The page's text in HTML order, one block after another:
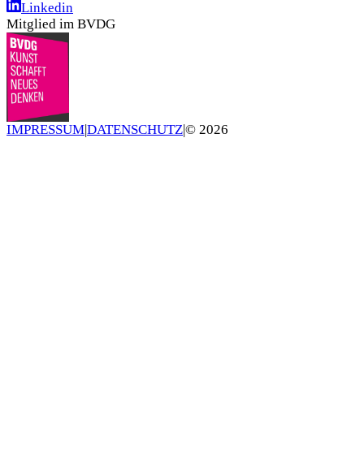
Linkedin
Mitglied im BVDG
IMPRESSUM|DATENSCHUTZ|© 2026